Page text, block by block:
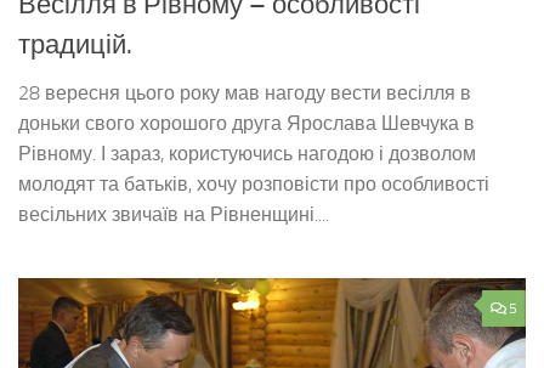
традицій.
28 вересня цього року мав нагоду вести весілля в
доньки свого хорошого друга Ярослава Шевчука в
Рівному. І зараз, користуючись нагодою і дозволом
молодят та батьків, хочу розповісти про особливості
весільних звичаїв на Рівненщині....
5